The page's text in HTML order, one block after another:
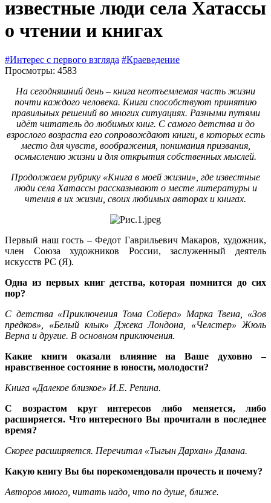
известные люди села Хатассы
о чтении и книгах
#Интерес с первого взгляда #Краеведение
Просмотры: 4583
На сегодняшний день – книга неотъемлемая часть жизни
почти каждого человека. Книги способствуют принятию
правильных решений во многих ситуациях. Разными путями
идёт читатель до любимых книг. С самого детства и до
взрослого возраста его сопровождают книги, в которых есть
место для чувств, воображения, понимания призвания,
осмыслению жизни и для открытия собственных мыслей.
Продолжаем рубрику «Книга в моей жизни», где известные
люди села Хатассы рассказывают о месте литературы и
чтения в их жизни, своих любимых авторах и книгах.
Первый наш гость – Федот Гаврильевич Макаров, художник,
член Союза художников России, заслуженный деятель
искусств РС (Я).
Одна из первых книг детства, которая помнится до сих
пор?
С детства «Приключения Тома Сойера» Марка Твена, «Зов
предков», «Белый клык» Джека Лондона, «Челстер» Жюль
Верна и другие. В основном приключения.
Какие книги оказали влияние на Ваше духовно –
нравственное состояние в юности, молодости?
Книга «Далекое близкое» И.Е. Репина.
С возрастом круг интересов либо меняется, либо
расширяется. Что интересного Вы прочитали в последнее
время?
Скорее расширяется. Перечитал «Тыгын Дархан» Далана.
Какую книгу Вы бы порекомендовали прочесть и почему?
Авторов много, читать надо, что по душе, ближе.